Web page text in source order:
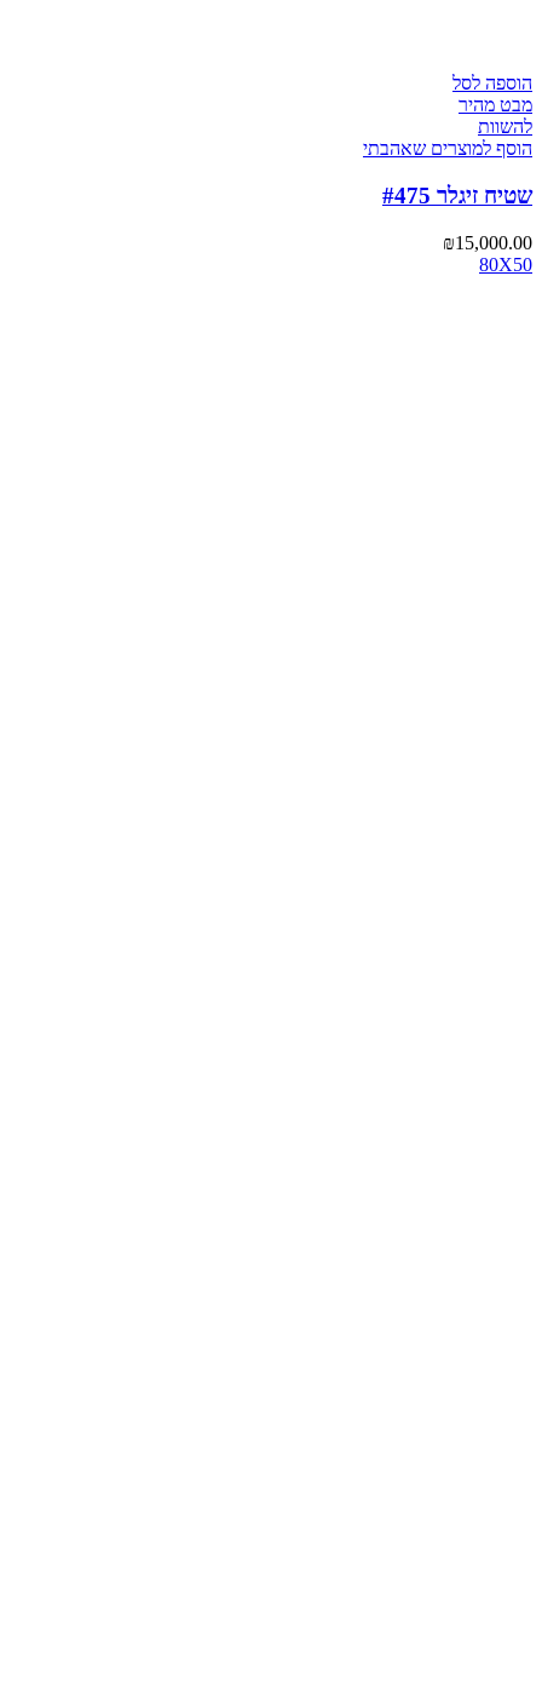
הוספה לסל
מבט מהיר
להשוות
הוסף למוצרים שאהבתי
שטיח זיגלר #475
₪15,000.00
80X50